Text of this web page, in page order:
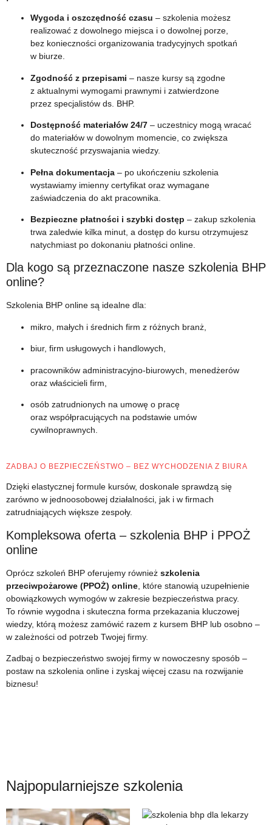
Wygoda i oszczędność czasu – szkolenia możesz
realizować z dowolnego miejsca i o dowolnej porze,
bez konieczności organizowania tradycyjnych spotkań
w biurze.
Zgodność z przepisami – nasze kursy są zgodne
z aktualnymi wymogami prawnymi i zatwierdzone
przez specjalistów ds. BHP.
Dostępność materiałów 24/7 – uczestnicy mogą wracać
do materiałów w dowolnym momencie, co zwiększa
skuteczność przyswajania wiedzy.
Pełna dokumentacja – po ukończeniu szkolenia
wystawiamy imienny certyfikat oraz wymagane
zaświadczenia do akt pracownika.
Bezpieczne płatności i szybki dostęp – zakup szkolenia
trwa zaledwie kilka minut, a dostęp do kursu otrzymujesz
natychmiast po dokonaniu płatności online.
Dla kogo są przeznaczone nasze szkolenia BHP
online?
Szkolenia BHP online są idealne dla:
mikro, małych i średnich firm z różnych branż,
biur, firm usługowych i handlowych,
pracowników administracyjno-biurowych, menedżerów
oraz właścicieli firm,
osób zatrudnionych na umowę o pracę
oraz współpracujących na podstawie umów
cywilnoprawnych.
ZADBAJ O BEZPIECZEŃSTWO – BEZ WYCHODZENIA Z BIURA
Dzięki elastycznej formule kursów, doskonale sprawdzą się
zarówno w jednoosobowej działalności, jak i w firmach
zatrudniających większe zespoły.
Kompleksowa oferta – szkolenia BHP i PPOŻ
online
Oprócz szkoleń BHP oferujemy również szkolenia
przeciwpożarowe (PPOŻ) online , które stanowią uzupełnienie
obowiązkowych wymogów w zakresie bezpieczeństwa pracy.
To równie wygodna i skuteczna forma przekazania kluczowej
wiedzy, którą możesz zamówić razem z kursem BHP lub osobno –
w zależności od potrzeb Twojej firmy.
Zadbaj o bezpieczeństwo swojej firmy w nowoczesny sposób –
postaw na szkolenia online i zyskaj więcej czasu na rozwijanie
biznesu!
Najpopularniejsze szkolenia